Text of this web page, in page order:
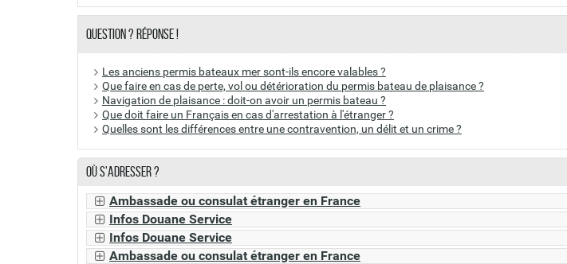
Question ? Réponse !
Les anciens permis bateaux mer sont-ils encore valables ?
Que faire en cas de perte, vol ou détérioration du permis bateau de plaisance ?
Navigation de plaisance : doit-on avoir un permis bateau ?
Que doit faire un Français en cas d'arrestation à l'étranger ?
Quelles sont les différences entre une contravention, un délit et un crime ?
Où s'adresser ?
Ambassade ou consulat étranger en France
Infos Douane Service
Infos Douane Service
Ambassade ou consulat étranger en France